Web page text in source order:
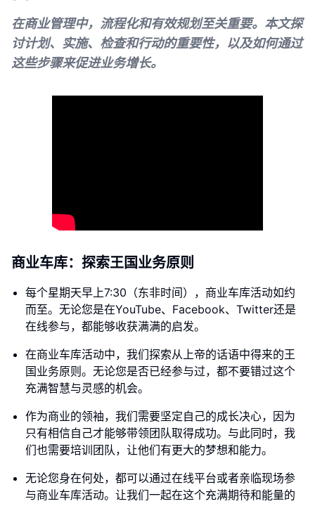
在商业管理中，流程化和有效规划至关重要。本文探
讨计划、实施、检查和行动的重要性，以及如何通过
这些步骤来促进业务增长。
商业车库：探索王国业务原则
每个星期天早上7:30（东非时间），商业车库活动如约
而至。无论您是在YouTube、Facebook、Twitter还是
在线参与，都能够收获满满的启发。
在商业车库活动中，我们探索从上帝的话语中得来的王
国业务原则。无论您是否已经参与过，都不要错过这个
充满智慧与灵感的机会。
作为商业的领袖，我们需要坚定自己的成长决心，因为
只有相信自己才能够带领团队取得成功。与此同时，我
们也需要培训团队，让他们有更大的梦想和能力。
无论您身在何处，都可以通过在线平台或者亲临现场参
与商业车库活动。让我们一起在这个充满期待和能量的